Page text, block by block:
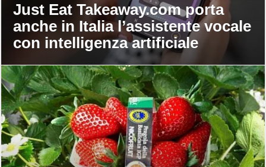
Just Eat Takeaway.com porta
anche in Italia l’assistente vocale
con intelligenza artificiale